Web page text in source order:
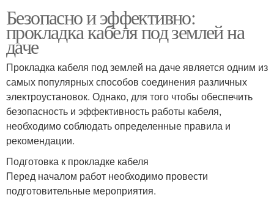
Безопасно и эффективно:
прокладка кабеля под землей на
даче
Прокладка кабеля под землей на даче является одним из
самых популярных способов соединения различных
электроустановок. Однако, для того чтобы обеспечить
безопасность и эффективность работы кабеля,
необходимо соблюдать определенные правила и
рекомендации.
Подготовка к прокладке кабеля
Перед началом работ необходимо провести
подготовительные мероприятия.